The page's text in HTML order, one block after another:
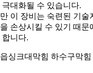
극대화될 수 있습니다.
이 장비는 숙련된 기술
손상시킬 수 있기 때
합니다.
싱크대막힘 하수구막힘